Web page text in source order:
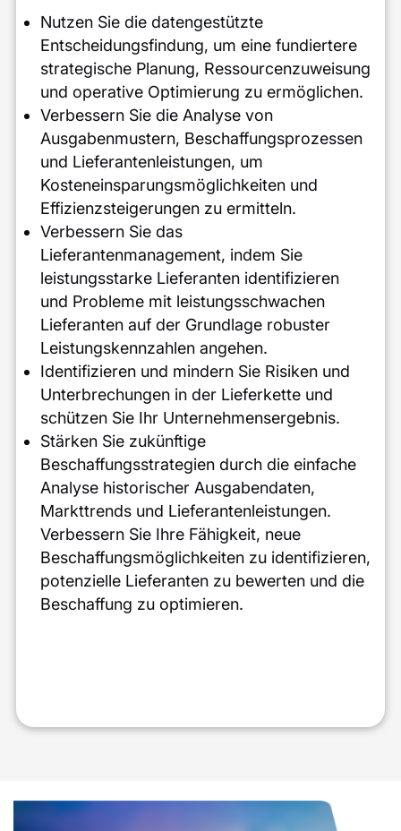
Nutzen Sie die datengestützte
Entscheidungsfindung, um eine fundiertere
strategische Planung, Ressourcenzuweisung
und operative Optimierung zu ermöglichen.
Verbessern Sie die Analyse von
Ausgabenmustern, Beschaffungsprozessen
und Lieferantenleistungen, um
Kosteneinsparungsmöglichkeiten und
Effizienzsteigerungen zu ermitteln.
Verbessern Sie das
Lieferantenmanagement, indem Sie
leistungsstarke Lieferanten identifizieren
und Probleme mit leistungsschwachen
Lieferanten auf der Grundlage robuster
Leistungskennzahlen angehen.
Identifizieren und mindern Sie Risiken und
Unterbrechungen in der Lieferkette und
schützen Sie Ihr Unternehmensergebnis.
Stärken Sie zukünftige
Beschaffungsstrategien durch die einfache
Analyse historischer Ausgabendaten,
Markttrends und Lieferantenleistungen.
Verbessern Sie Ihre Fähigkeit, neue
Beschaffungsmöglichkeiten zu identifizieren,
potenzielle Lieferanten zu bewerten und die
Beschaffung zu optimieren.